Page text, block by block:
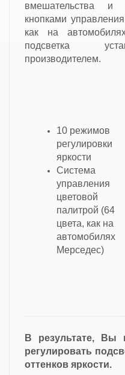
вмешательства и
кнопками
как на
подсветка
производителем.
10 режимов
регулировки
яркости
Cистема
управления
цветовой
палитрой (64
цвета, как на
автомобилях
Мерседес)
В результате, Вы
регулировать
оттенков яркости.